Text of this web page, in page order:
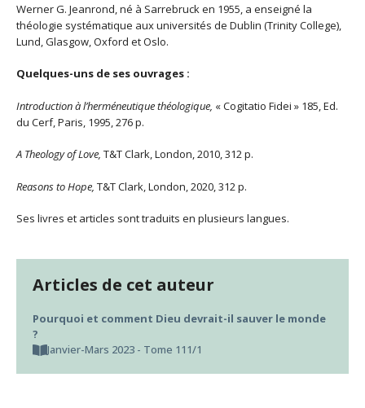
Werner G. Jeanrond, né à Sarrebruck en 1955, a enseigné la
théologie systématique aux universités de Dublin (Trinity College),
Lund, Glasgow, Oxford et Oslo.
Quelques-uns de ses ouvrages :
Introduction à l’herméneutique théologique, « Cogitatio Fidei » 185, Ed.
du Cerf, Paris, 1995, 276 p.
A Theology of Love, T&T Clark, London, 2010, 312 p.
Reasons to Hope, T&T Clark, London, 2020, 312 p.
Ses livres et articles sont traduits en plusieurs langues.
Articles de cet auteur
Pourquoi et comment Dieu devrait-il sauver le monde
?
Janvier-Mars 2023 - Tome 111/1